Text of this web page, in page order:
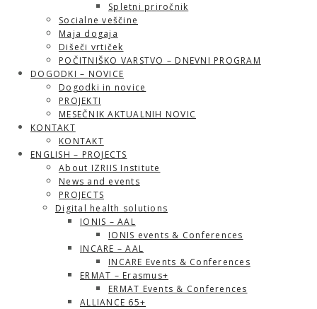
Spletni priročnik
Socialne veščine
Maja dogaja
Dišeči vrtiček
POČITNIŠKO VARSTVO – DNEVNI PROGRAM
DOGODKI – NOVICE
Dogodki in novice
PROJEKTI
MESEČNIK AKTUALNIH NOVIC
KONTAKT
KONTAKT
ENGLISH – PROJECTS
About IZRIIS Institute
News and events
PROJECTS
Digital health solutions
IONIS – AAL
IONIS events & Conferences
INCARE – AAL
INCARE Events & Conferences
ERMAT – Erasmus+
ERMAT Events & Conferences
ALLIANCE 65+